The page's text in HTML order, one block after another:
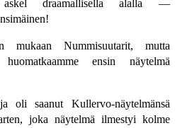
draamallisella alalla —
mukaan Nummisuutarit, mutta
ensin näytelmä
oli saanut Kullervo-näytelmänsä
joka näytelmä ilmestyi kolme